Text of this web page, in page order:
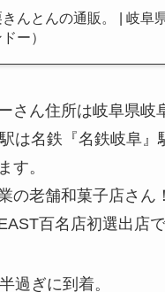
んとんの通販。 | 岐阜
ー）
さん住所は岐阜県岐
は名鉄『名鉄岐阜』
す。
の老舗和菓子店さん
百名店初選出店で
過ぎに到着。